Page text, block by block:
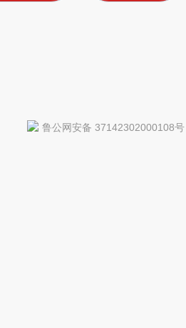
鲁公网安备 37142302000108号